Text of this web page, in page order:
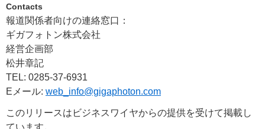
Contacts
報道関係者向けの連絡窓口：
ギガフォトン株式会社
経営企画部
松井章記
TEL: 0285-37-6931
Eメール: web_info@gigaphoton.com
このリリースはビジネスワイヤからの提供を受けて掲載し
ています。